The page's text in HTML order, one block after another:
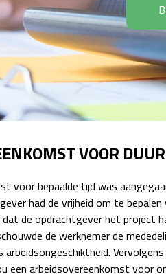
VOOR
voor bepaalde tijd was
had de vrijheid om te
de opdrachtgever het project
de werknemer de
een arbeidsovereenkomst voor